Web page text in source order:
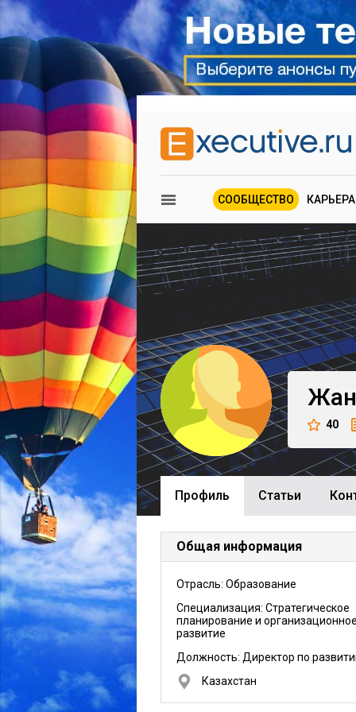
СООБЩЕСТВО КАРЬЕРА
40
Профиль Cтатьи
Общая информация
Отрасль: Образование
Специализация: Стратегическое
планирование и организационное
развитие
Должность: Директор по
Казахстан